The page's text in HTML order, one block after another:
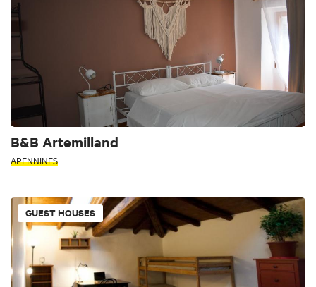
B&B Artemilland
APENNINES
GUEST HOUSES